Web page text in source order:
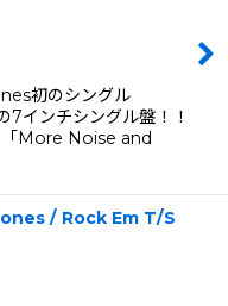
初のシングル
インチシングル盤！！
「More Noise and
/ Rock Em T/S